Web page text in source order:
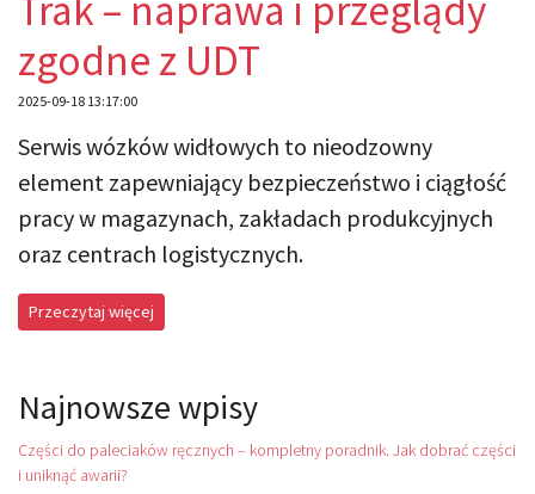
zgodne z UDT
2025-09-18 13:17:00
Serwis wózków widłowych to nieodzowny
element zapewniający bezpieczeństwo i ciągłość
pracy w magazynach, zakładach produkcyjnych
oraz centrach logistycznych.
Przeczytaj więcej
Najnowsze wpisy
Części do paleciaków ręcznych – kompletny poradnik. Jak dobrać części
i uniknąć awarii?